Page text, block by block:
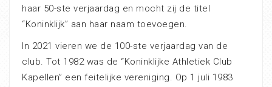
haar 50-ste verjaardag en mocht zij de titel
“Koninklijk” aan haar naam toevoegen.
In 2021 vieren we de 100-ste verjaardag van de
club. Tot 1982 was de “Koninklijke Athletiek Club
Kapellen” een feitelijke vereniging. Op 1 juli 1983